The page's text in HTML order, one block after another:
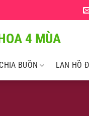
4 MÙA
BUỒN LAN HỒ